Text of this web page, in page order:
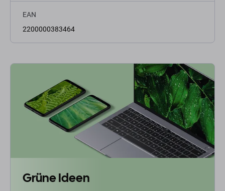
EAN
2200000383464
Grüne Ideen